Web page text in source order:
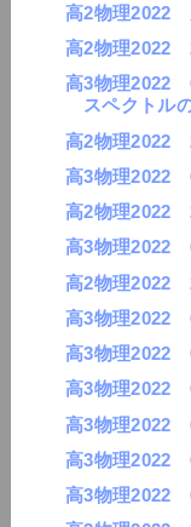
高2物理2022
高2物理2022
高3物理2022
スペクトル
高2物理2022
高3物理2022
高2物理2022
高3物理2022
高2物理2022
高3物理2022
高3物理2022
高3物理2022
高3物理2022
高3物理2022
高3物理2022